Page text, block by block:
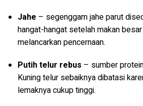
Jahe – segenggam jahe parut
hangat-hangat setelah makan
melancarkan pencernaan.
Putih telur rebus – sumber
Kuning telur sebaiknya dibatasi
lemaknya cukup tinggi.